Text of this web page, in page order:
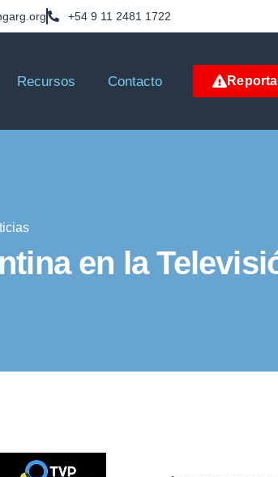
+54 9 11 2481 1722
Recursos Contacto
en la